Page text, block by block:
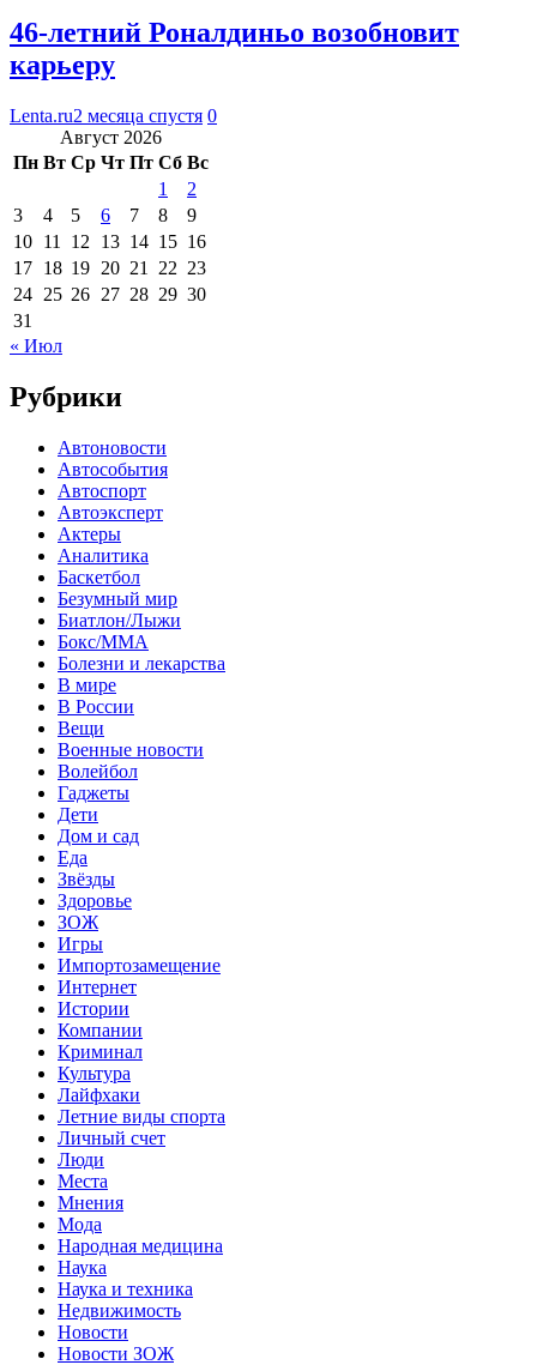
46-летний Роналдиньо возобновит
карьеру
Lenta.ru2 месяца спустя 0
Август 2026
Пн Вт Ср Чт Пт Сб Вс
1
2
3
4 5 6 7 8
9
10 11 12 13 14 15 16
17 18 19 20 21 22 23
24 25 26 27 28 29 30
31
« Июл
Рубрики
Автоновости
Автособытия
Автоспорт
Автоэксперт
Актеры
Аналитика
Баскетбол
Безумный мир
Биатлон/Лыжи
Бокс/MMA
Болезни и лекарства
В мире
В России
Вещи
Военные новости
Волейбол
Гаджеты
Дети
Дом и сад
Еда
Звёзды
Здоровье
ЗОЖ
Игры
Импортозамещение
Интернет
Истории
Компании
Криминал
Культура
Лайфхаки
Летние виды спорта
Личный счет
Люди
Места
Мнения
Мода
Народная медицина
Наука
Наука и техника
Недвижимость
Новости
Новости ЗОЖ